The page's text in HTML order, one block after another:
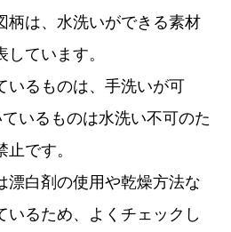
柄は、水洗いができる素材
ています。
いるものは、手洗いが可
いるものは水洗い不可のた
です。
漂白剤の使用や乾燥方法な
いるため、よくチェックし